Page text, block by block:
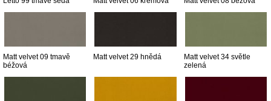
Matt velvet 09 tmavě
béžová
Matt velvet 29 hnědá
Matt velvet 34 světle
zelená